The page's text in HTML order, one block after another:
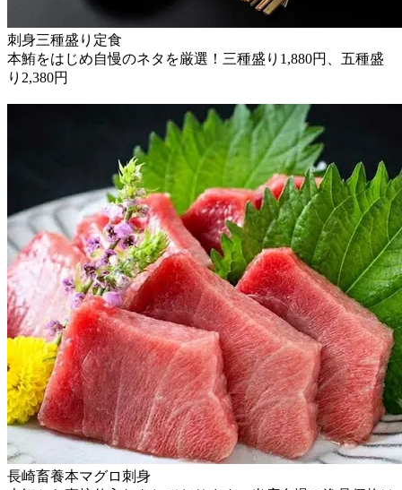
刺身三種盛り定食
本鮪をはじめ自慢のネタを厳選！三種盛り1,880円、五種盛
り2,380円
長崎畜養本マグロ刺身